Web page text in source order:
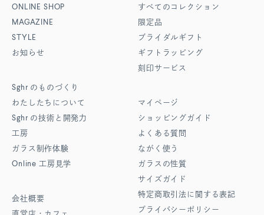
ONLINE SHOP
MAGAZINE
STYLE
お知らせ
Sghr のものづくり
わたしたちについて
Sghr の技術と開発力
工房
ガラス制作体験
Online 工房見学
会社概要
すべてのコレクション
限定品
ブライダルギフト
ギフトラッピング
刻印サービス
マイページ
ショッピングガイド
よくある質問
ながく使う
ガラスの性質
サイズガイド
特定商取引法に関する表記
プライバシーポリシー